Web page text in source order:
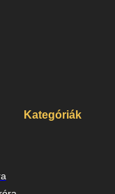
Kategóriák